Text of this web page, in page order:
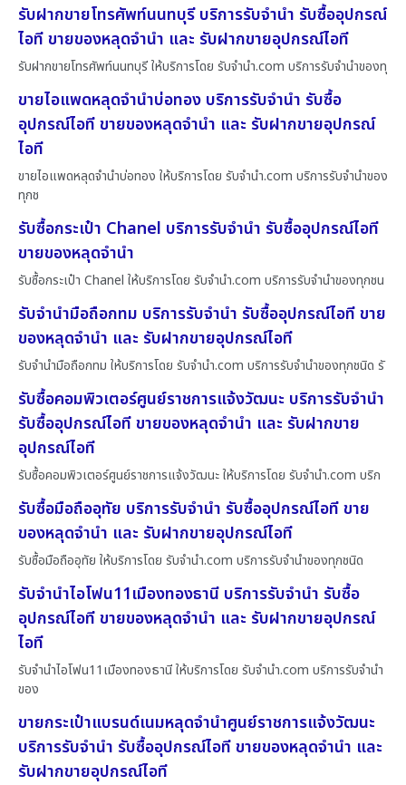
รับฝากขายโทรศัพท์นนทบุรี บริการรับจำนำ รับซื้ออุปกรณ์
ไอที ขายของหลุดจำนำ และ รับฝากขายอุปกรณ์ไอที
รับฝากขายโทรศัพท์นนทบุรี ให้บริการโดย รับจํานํา.com บริการรับจำนำของทุ
ขายไอแพดหลุดจำนำบ่อทอง บริการรับจำนำ รับซื้อ
อุปกรณ์ไอที ขายของหลุดจำนำ และ รับฝากขายอุปกรณ์
ไอที
ขายไอแพดหลุดจำนำบ่อทอง ให้บริการโดย รับจํานํา.com บริการรับจำนำของ
ทุกช
รับซื้อกระเป๋า Chanel บริการรับจำนำ รับซื้ออุปกรณ์ไอที
ขายของหลุดจำนำ
รับซื้อกระเป๋า Chanel ให้บริการโดย รับจํานํา.com บริการรับจำนำของทุกชน
รับจำนำมือถือกทม บริการรับจำนำ รับซื้ออุปกรณ์ไอที ขาย
ของหลุดจำนำ และ รับฝากขายอุปกรณ์ไอที
รับจำนำมือถือกทม ให้บริการโดย รับจํานํา.com บริการรับจำนำของทุกชนิด รั
รับซื้อคอมพิวเตอร์ศูนย์ราชการแจ้งวัฒนะ บริการรับจำนำ
รับซื้ออุปกรณ์ไอที ขายของหลุดจำนำ และ รับฝากขาย
อุปกรณ์ไอที
รับซื้อคอมพิวเตอร์ศูนย์ราชการแจ้งวัฒนะ ให้บริการโดย รับจํานํา.com บริก
รับซื้อมือถืออุทัย บริการรับจำนำ รับซื้ออุปกรณ์ไอที ขาย
ของหลุดจำนำ และ รับฝากขายอุปกรณ์ไอที
รับซื้อมือถืออุทัย ให้บริการโดย รับจํานํา.com บริการรับจำนำของทุกชนิด
รับจำนำไอโฟน11เมืองทองธานี บริการรับจำนำ รับซื้อ
อุปกรณ์ไอที ขายของหลุดจำนำ และ รับฝากขายอุปกรณ์
ไอที
รับจำนำไอโฟน11เมืองทองธานี ให้บริการโดย รับจํานํา.com บริการรับจำนำ
ของ
ขายกระเป๋าแบรนด์เนมหลุดจำนำศูนย์ราชการแจ้งวัฒนะ
บริการรับจำนำ รับซื้ออุปกรณ์ไอที ขายของหลุดจำนำ และ
รับฝากขายอุปกรณ์ไอที